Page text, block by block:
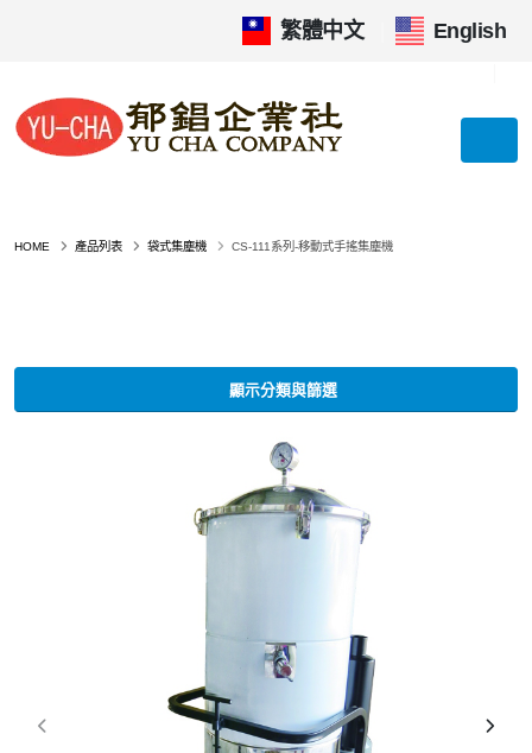
繁體中文 English
HOME 產品列表 袋式集塵機 CS-111系列-移動式手搖集塵機
顯示分類與篩選